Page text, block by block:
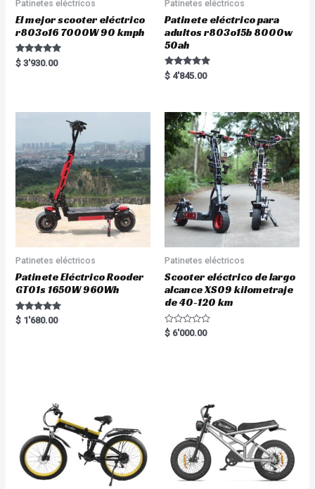
Patinetes eléctricos
El mejor scooter eléctrico
r803o16 7000W 90 kmph
Rated
5.00
$ 3'930.00
Patinetes eléctricos
Patinete eléctrico para
adultos r803o15b 8000w
50ah
Rated
5.00
$ 4'845.00
Patinetes eléctricos
Patinete Eléctrico Rooder
GT01s 1650W 960Wh
Rated
5.00
$ 1'680.00
Patinetes eléctricos
Scooter eléctrico de largo
alcance XS09 kilometraje
de 40-120 km
R
a
$ 6'000.00